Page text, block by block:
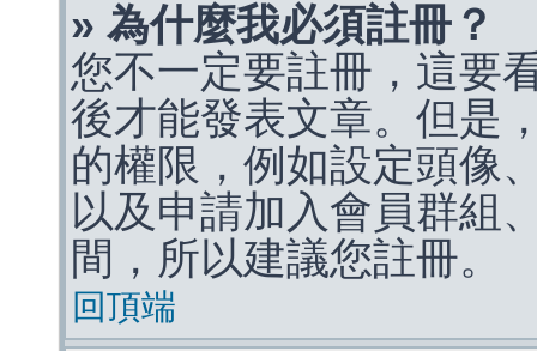
» 為什麼我必須註冊？
您不一定要註冊，這要
後才能發表文章。但是
的權限，例如設定頭像
以及申請加入會員群組
間，所以建議您註冊。
回頂端